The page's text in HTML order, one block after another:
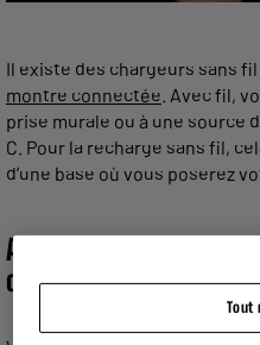
Il existe des chargeurs sans
montre connectée. Avec fil,
prise murale ou à une source
C. Pour la recharge sans fil,
d’une base où vous poserez
Avec quoi je peux
connectée ?
Tout